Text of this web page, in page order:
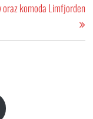
oraz komoda Limfjorden